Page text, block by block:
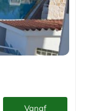
Vanaf